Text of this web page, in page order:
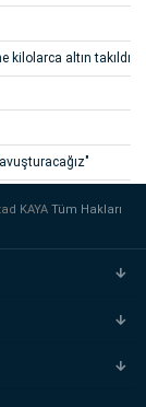
kilolarca altın takıldı
KAYATüm Hakları